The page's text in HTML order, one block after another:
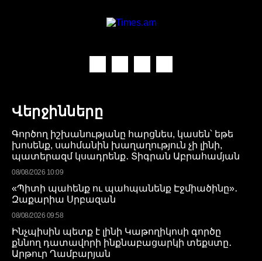
Վերջինները
Գործող իշխանությանը հարցնես, կասեն՝ եթե
խոսենք, սահմանին խաղաղություն չի լինի,
պատերազմ կսադրենք․ Տիգրան Աբրահամյան
08/08/2026 10:09
«Պիտի պահենք ու պահպանենք Էջմիածինը»․
Զաքարիա Սրբազան
08/08/2026 09:58
Ինչպիսին պետք է լինի Կաթողիկոսի գործը
քննող դատավորի ինքնաբացարկի տեքստը․
Արթուր Ղամբարյան